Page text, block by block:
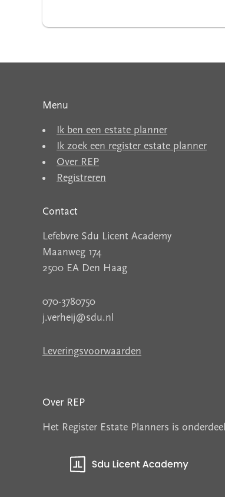
Menu
Ik ben een estate planner
Ik zoek een register estate planner
Over REP
Registreren
Contact
Lefebvre Sdu Licent Academy
Maanweg 174
2500 EA Den Haag
070-3780750
j.verheij@sdu.nl
Leveringsvoorwaarden
Over REP
Het Register Estate Planners is